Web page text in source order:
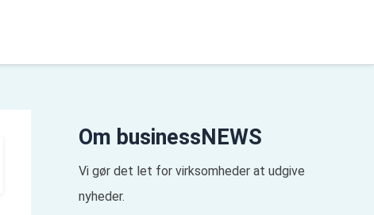
Om businessNEWS
Vi gør det let for virksomheder at udgive
nyheder.